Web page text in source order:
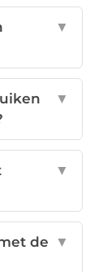
▼
▼
▼
de ▼